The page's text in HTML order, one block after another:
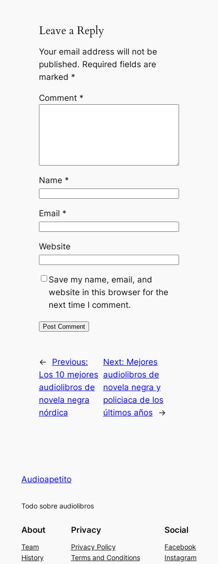
Leave a Reply
Your email address will not be
published. Required fields are
marked *
Comment *
Name *
Email *
Website
Save my name, email, and
website in this browser for the
next time I comment.
←
Previous:
Los 10 mejores
audiolibros de
novela negra
nórdica
Next: Mejores
audiolibros de
novela negra y
policiaca de los
últimos años
→
Audioapetito
Todo sobre audiolibros
About
Team
History
Privacy
Privacy Policy
Terms and Conditions
Social
Facebook
Instagram